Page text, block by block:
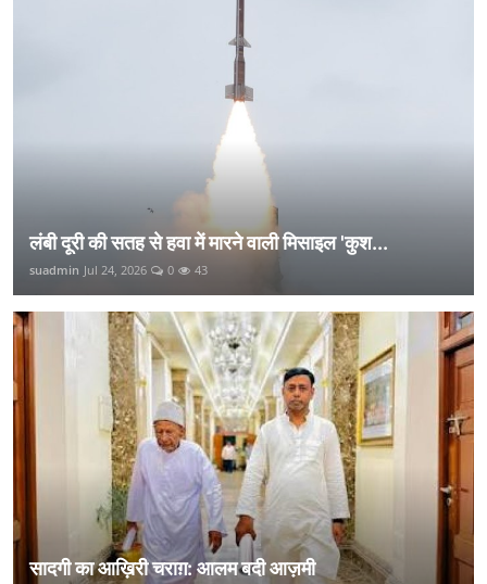
लंबी दूरी की सतह से हवा में मारने वाली मिसाइल 'कुश...
suadmin Jul 24, 2026 0 43
सादगी का आख़िरी चराग़: आलम बदी आज़मी